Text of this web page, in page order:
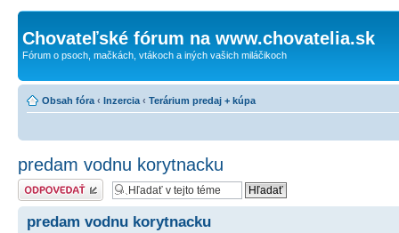
Chovateľské fórum na www.chovatelia.sk
Fórum o psoch, mačkách, vtákoch a iných vašich miláčikoch
Obsah fóra ‹ Inzercia ‹ Terárium predaj + kúpa
predam vodnu korytnacku
Odoslať odpoveď
predam vodnu korytnacku